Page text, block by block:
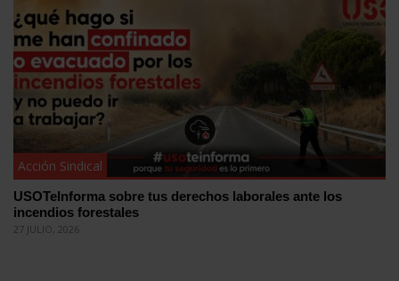
Acción Sindical
USOTeInforma sobre tus derechos laborales ante los
incendios forestales
27 JULIO, 2026